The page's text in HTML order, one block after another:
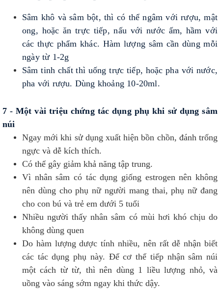
Sâm khô và sâm bột, thì có thể ngâm với rượu, mật
ong, hoặc ăn trực tiếp, nấu với nước ấm, hầm với
các thực phẩm khác. Hàm lượng sâm cần dùng mỗi
ngày từ 1-2g
Sâm tinh chất thì uống trực tiếp, hoặc pha với nước,
pha với rượu. Dùng khoảng 10-20ml.
7 - Một vài triệu chứng tác dụng phụ khi sử dụng sâm
núi
Ngay mới khi sử dụng xuất hiện bồn chồn, đánh trống
ngực và dễ kích thích.
Có thể gây giảm khả năng tập trung.
Vì nhân sâm có tác dụng giống estrogen nên không
nên dùng cho phụ nữ người mang thai, phụ nữ đang
cho con bú và trẻ em dưới 5 tuổi
Nhiều người thấy nhân sâm có mùi hơi khó chịu do
không dùng quen
Do hàm lượng dược tính nhiều, nên rất dễ nhận biết
các tác dụng phụ này. Để cơ thể tiếp nhận sâm núi
một cách từ từ, thì nên dùng 1 liều lượng nhỏ, và
uồng vào sáng sớm ngay khi thức dậy.